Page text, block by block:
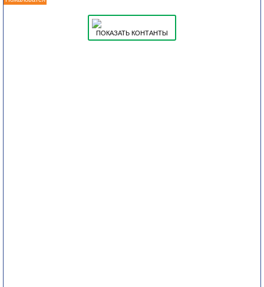
ПОКАЗАТЬ КОНТАНТЫ